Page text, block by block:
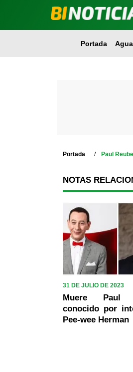
Portada
Portada Paul
NOTAS
31 DE JULIO DE 2023
Muere Paul
conocido por
Pee-wee Herman